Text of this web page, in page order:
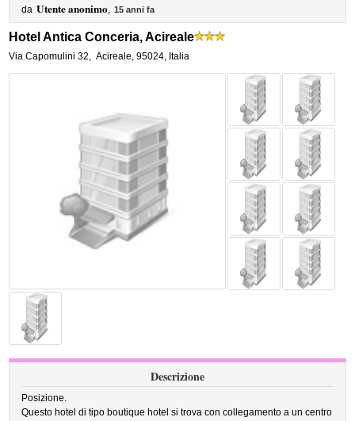
da Utente anonimo, 15 anni fa
Hotel Antica Conceria, Acireale
Via Capomulini 32, Acireale,95024, Italia
Descrizione
Posizione.
Questo hotel di tipo boutique hotel si trova con collegamento a un centro